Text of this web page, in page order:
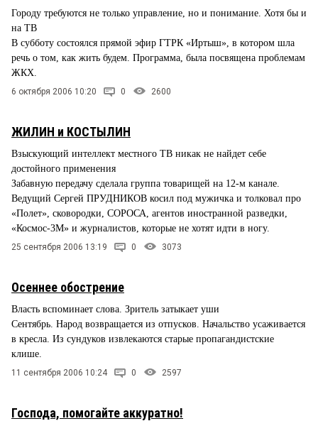
Городу требуются не только управление, но и понимание. Хотя бы и
на ТВ
В субботу состоялся прямой эфир ГТРК «Иртыш», в котором шла
речь о том, как жить будем. Программа, была посвящена проблемам
ЖКХ.
6 октября 2006 10:20 0 2600
ЖИЛИН и КОСТЫЛИН
Взыскующий интеллект местного ТВ никак не найдет себе
достойного применения
Забавную передачу сделала группа товарищей на 12-м канале.
Ведущий Сергей ПРУДНИКОВ косил под мужичка и толковал про
«Полет», сковородки, СОРОСА, агентов иностранной разведки,
«Космос-3М» и журналистов, которые не хотят идти в ногу.
25 сентября 2006 13:19 0 3073
Осеннее обострение
Власть вспоминает слова. Зритель затыкает уши
Сентябрь. Народ возвращается из отпусков. Начальство усаживается
в кресла. Из сундуков извлекаются старые пропагандистские
клише.
11 сентября 2006 10:24 0 2597
Господа, помогайте аккуратно!